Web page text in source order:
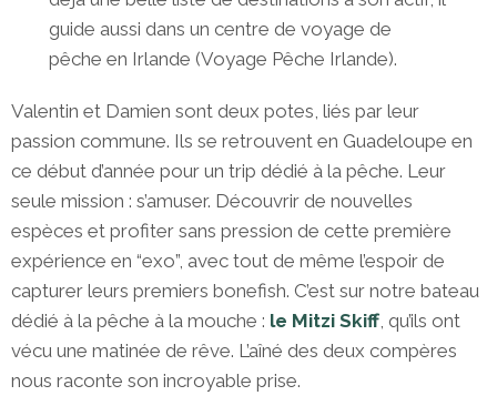
guide aussi dans un centre de voyage de
pêche en Irlande (Voyage Pêche Irlande).
Valentin et Damien sont deux potes, liés par leur
passion commune. Ils se retrouvent en Guadeloupe en
ce début d’année pour un trip dédié à la pêche. Leur
seule mission : s’amuser. Découvrir de nouvelles
espèces et profiter sans pression de cette première
expérience en “exo”, avec tout de même l’espoir de
capturer leurs premiers bonefish. C’est sur notre bateau
dédié à la pêche à la mouche : le Mitzi Skiff, qu’ils ont
vécu une matinée de rêve. L’aîné des deux compères
nous raconte son incroyable prise.